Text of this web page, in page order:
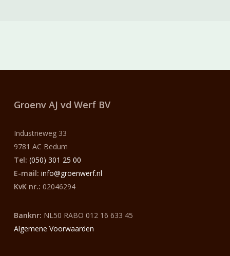
Groenv AJ vd WerfBV
Industrieweg 33
9781 AC Bedum
Tel: (050) 301 25 00
E-mail: info@groenwerf.nl
KvK nr.: 02046294
Banknr: NL50 RABO 012 16 633 45
Algemene Voorwaarden